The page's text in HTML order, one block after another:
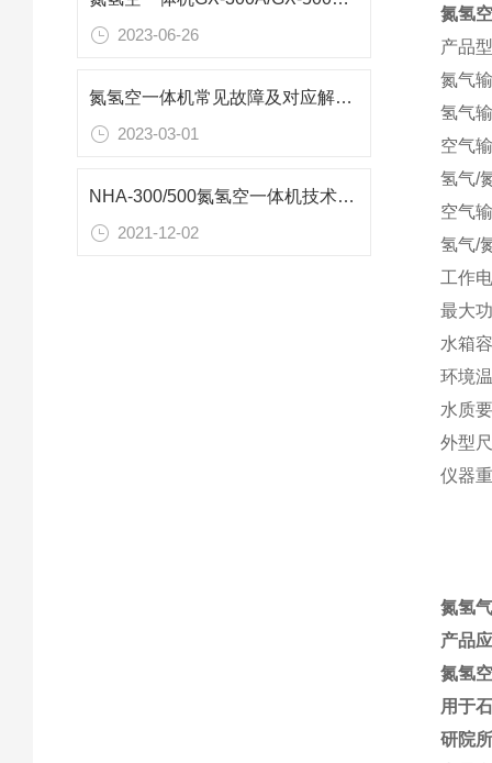
2023-06-26
氮氢空一体机常见故障及对应解决方案
2023-03-01
NHA-300/500氮氢空一体机技术参数
2021-12-02
氮氢
产品
氮气
氢气
空气
氢气/
空气
氢气/
工作
最大
水箱
环境
水质
外型
仪器
氮氢
产品
氮氢
用于
研院